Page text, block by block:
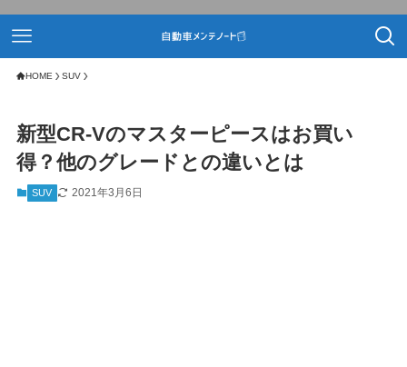
HOME SUV
新型CR-Vのマスターピースはお買い
得？他のグレードとの違いとは
SUV 2021年3月6日